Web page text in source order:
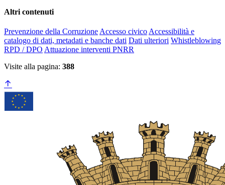
Altri contenuti
Prevenzione della Corruzione Accesso civico Accessibilità e
catalogo di dati, metadati e banche dati Dati ulteriori Whistleblowing
RPD / DPO Attuazione interventi PNRR
Visite alla pagina: 388